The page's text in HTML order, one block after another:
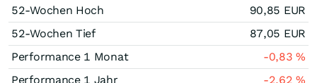
52-Wochen Hoch
90,85 EUR
52-Wochen Tief
87,05 EUR
Performance 1 Monat
-0,83%
Performance 1 Jahr
-2,62%